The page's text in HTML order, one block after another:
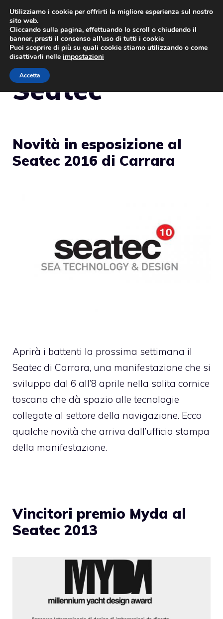
Vai
contenuto
Seatec
Novità in esposizione al
Seatec 2016 di Carrara
Aprirà i battenti la prossima settimana il
Seatec di Carrara, una manifestazione che si
sviluppa dal 6 all’8 aprile nella solita cornice
toscana che dà spazio alle tecnologie
collegate al settore della navigazione. Ecco
qualche novità che arriva dall’ufficio stampa
della manifestazione.
Vincitori premio Myda al
Seatec 2013
Utilizziamo i cookie per offrirti la migliore esperienza sul nostro
sito web.
Cliccando sulla pagina, effettuando lo scroll o chiudendo il
banner, presti il consenso all’uso di tutti i cookie
Puoi scoprire di più su quali cookie stiamo utilizzando o come
disattivarli nelle impostazioni
Accetta